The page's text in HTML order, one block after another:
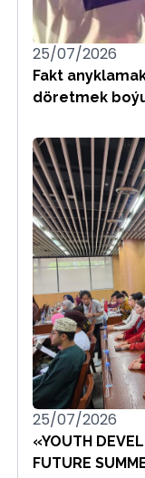
25/07/2026
Fakt
döretmek
25/07/2026
«YOUTH
FUTURE